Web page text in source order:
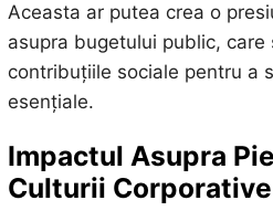
Aceasta ar putea crea o
asupra bugetului public, care
contribuțiile sociale pentru a
esențiale.
Impactul Asupra
Culturii Corporative